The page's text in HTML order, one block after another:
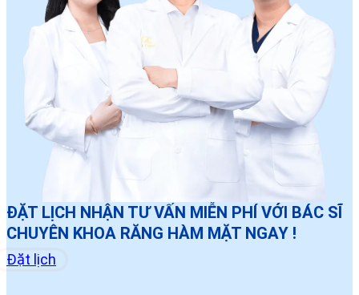
ĐẶT LỊCH NHẬN TƯ VẤN MIỄN PHÍ VỚI BÁC SĨ
CHUYÊN KHOA RĂNG HÀM MẶT NGAY !
Đặt lịch